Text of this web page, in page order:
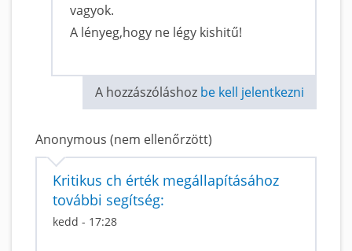
vagyok.
A lényeg,hogy ne légy kishitű!
A hozzászóláshoz be kell jelentkezni
Anonymous (nem ellenőrzött)
Kritikus ch érték megállapításához
további segítség:
kedd - 17:28